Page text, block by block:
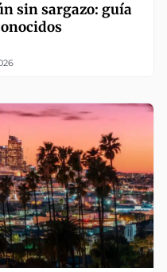
sin sargazo: guía